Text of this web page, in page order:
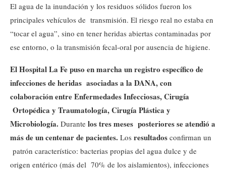
El agua de la inundación y los residuos sólidos fueron los
principales vehículos de transmisión. El riesgo real no estaba en
“tocar el agua”, sino en tener heridas abiertas contaminadas por
ese entorno, o la transmisión fecal-oral por ausencia de higiene.
El Hospital La Fe puso en marcha un registro específico de
infecciones de heridas asociadas a la DANA, con
colaboración entre Enfermedades Infecciosas, Cirugía
Ortopédica y Traumatología, Cirugía Plástica y
Microbiología. Durante los tres meses posteriores se atendió a
más de un centenar de pacientes. Los resultados confirman un
patrón característico: bacterias propias del agua dulce y de
origen entérico (más del 70% de los aislamientos), infecciones